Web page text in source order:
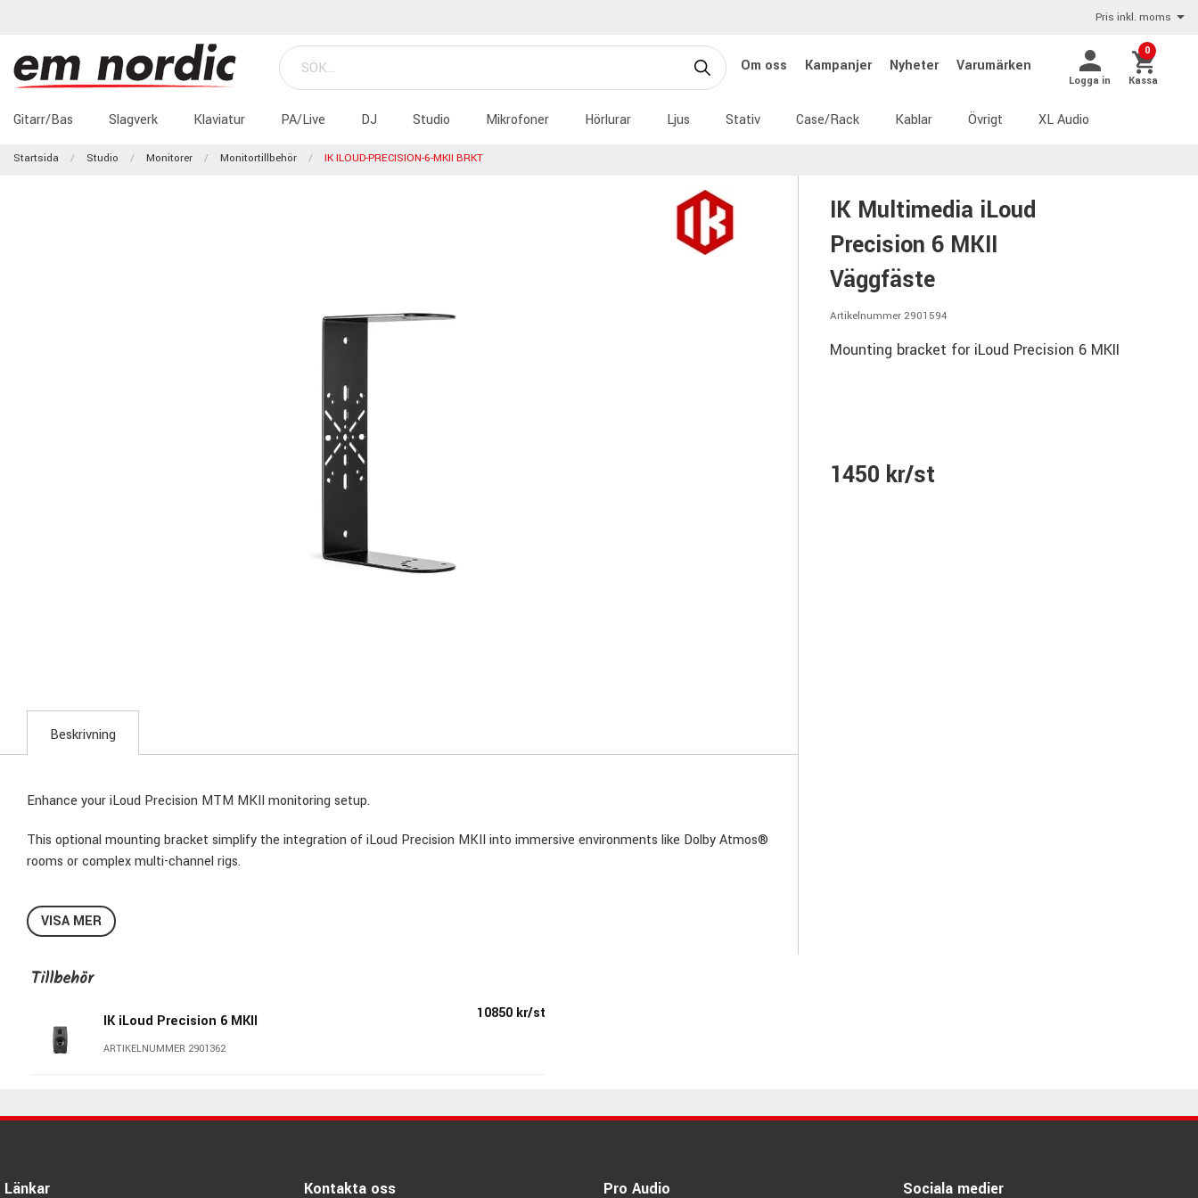
Pris inkl. moms
Om oss Kampanjer Nyheter Varumärken
Logga in
0
Kassa
Gitarr/Bas Slagverk Klaviatur PA/Live DJ Studio Mikrofoner Hörlurar Ljus Stativ Case/Rack Kablar Övrigt XL Audio
Startsida Studio Monitorer Monitortillbehör IK ILOUD-PRECISION-6-MKII BRKT
IK Multimedia iLoud
Precision 6 MKII
Väggfäste
Artikelnummer 2901594
Mounting bracket for iLoud Precision 6 MKII
1450 kr/st
Beskrivning
Enhance your iLoud Precision MTM MKII monitoring setup.
This optional mounting bracket simplify the integration of iLoud Precision MKII into immersive environments like Dolby Atmos®
rooms or complex multi-channel rigs.
VISA MER
Tillbehör
IK iLoud Precision 6 MKII
ARTIKELNUMMER 2901362
10850 kr/st
Länkar Kontakta oss Pro Audio Sociala medier